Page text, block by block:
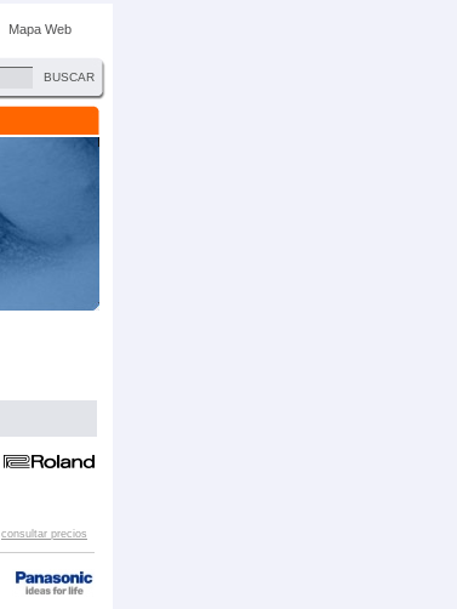
Mapa Web
BUSCAR
consultar precios